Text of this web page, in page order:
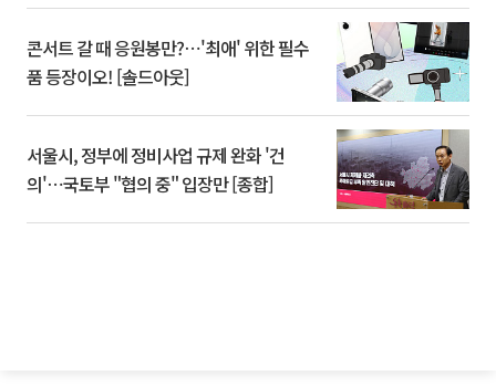
콘서트 갈 때 응원봉만?⋯'최애' 위한 필수
품 등장이오! [솔드아웃]
서울시, 정부에 정비사업 규제 완화 '건
의'⋯국토부 "협의 중" 입장만 [종합]